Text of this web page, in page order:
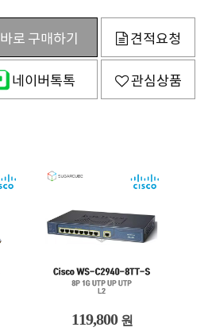
바로 구매하기 견적요청
네이버톡톡 관심상품
119,800 원